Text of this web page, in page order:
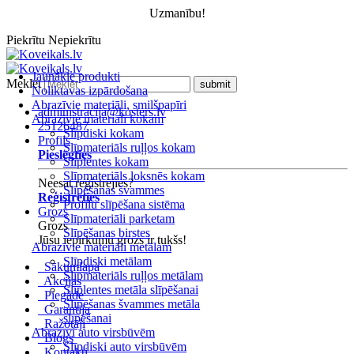
Uzmanību!
Piekrītu Nepiekrītu
Jaunākie produkti
Noliktavas izpārdošana
Abrazīvie materiāli, smilšpapīri
Abrazīvie materiāli kokam
Slīpdiski kokam
Slīpmateriāls ruļļos kokam
Slīplentes kokam
Slīpmateriāls loksnēs kokam
Slīpēšanas švammes
Profilu slīpēšana sistēma
Slīpmateriāli parketam
Slīpēšanas birstes
Abrazīvie materiāli metālam
Slīpdiski metālam
Slīpmateriāls ruļļos metālam
Slīplentes metāla slīpēšanai
Slīpēšanas švammes metāla
slīpēšanai
Abrazīvi auto virsbūvēm
Slīpdiski auto virsbūvēm
Meklēt
administracija@kosters.lv
25126487
Profils
Pieslēgties
Neesat reģistrējies?
Reģistrēties
Grozs
Grozs
Jūsu iepirkumu grozs ir tukšs!
Sākumlapa
Akcijas
Piegāde
Garantija
Ražotāji
Blogs